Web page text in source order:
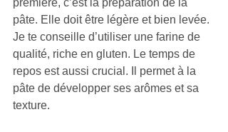
pâte. Elle doit être légère et bien levée.
Je te conseille d’utiliser une farine de
qualité, riche en gluten. Le temps de
repos est aussi crucial. Il permet à la
pâte de développer ses arômes et sa
texture.